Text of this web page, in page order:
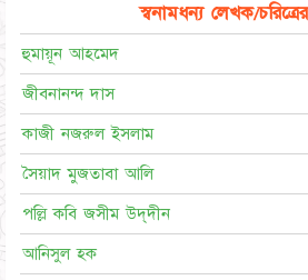
স্বনামধন্য লেখক/
হুমায়ূন আহমেদ
জীবনানন্দ দাস
কাজী নজরুল ইসলাম
সৈয়াদ মুজতাবা আলি
পল্লি কবি জসীম উদ্‌দীন
আনিসুল হক